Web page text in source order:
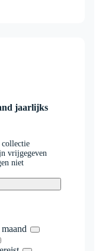
jaarlijks
collectie
vrijgegeven
niet